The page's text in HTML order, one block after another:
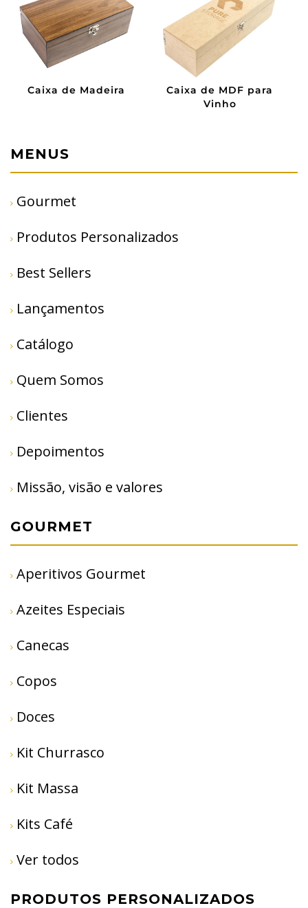
Caixa de Madeira
Caixa de MDF para
Vinho
MENUS
Gourmet
Produtos Personalizados
Best Sellers
Lançamentos
Catálogo
Quem Somos
Clientes
Depoimentos
Missão, visão e valores
GOURMET
Aperitivos Gourmet
Azeites Especiais
Canecas
Copos
Doces
Kit Churrasco
Kit Massa
Kits Café
Ver todos
PRODUTOS PERSONALIZADOS